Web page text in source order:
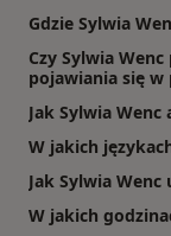
Gdzie Sylwia
Czy Sylwia
pojawiania się w
Jak Sylwia
W jakich
Jak Sylwia
W jakich